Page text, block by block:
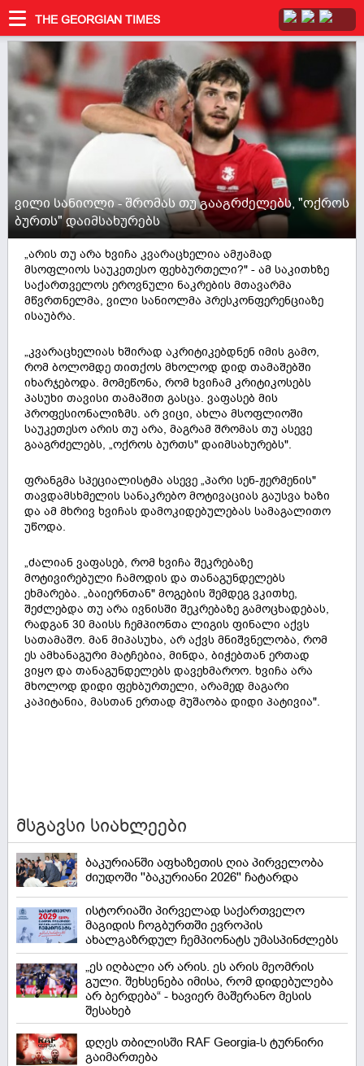
THE GEORGIAN TIMES
ვილი სანიოლი - შრომას თუ გააგრძელებს, "ოქროს
ბურთს" დაიმსახურებს
„არის თუ არა ხვიჩა კვარაცხელია ამჟამად
მსოფლიოს საუკეთესო ფეხბურთელი?" - ამ საკითხზე
საქართველოს ეროვნული ნაკრების მთავარმა
მწვრთნელმა, ვილი სანიოლმა პრესკონფერენციაზე
ისაუბრა.
„კვარაცხელიას ხშირად აკრიტიკებდნენ იმის გამო,
რომ ბოლომდე თითქოს მხოლოდ დიდ თამაშებში
იხარჯებოდა. მომეწონა, რომ ხვიჩამ კრიტიკოსებს
პასუხი თავისი თამაშით გასცა. ვაფასებ მის
პროფესიონალიზმს. არ ვიცი, ახლა მსოფლიოში
საუკეთესო არის თუ არა, მაგრამ შრომას თუ ასევე
გააგრძელებს, „ოქროს ბურთს" დაიმსახურებს".
ფრანგმა სპეციალისტმა ასევე „პარი სენ-ჟერმენის"
თავდამსხმელის სანაკრებო მოტივაციას გაუსვა ხაზი
და ამ მხრივ ხვიჩას დამოკიდებულებას სამაგალითო
უწოდა.
„ძალიან ვაფასებ, რომ ხვიჩა შეკრებაზე
მოტივირებული ჩამოდის და თანაგუნდელებს
ეხმარება. „ბაიერნთან" მოგების შემდეგ ვკითხე,
შეძლებდა თუ არა ივნისში შეკრებაზე გამოცხადებას,
რადგან 30 მაისს ჩემპიონთა ლიგის ფინალი აქვს
სათამაშო. მან მიპასუხა, არ აქვს მნიშვნელობა, რომ
ეს ამხანაგური მატჩებია, მინდა, ბიჭებთან ერთად
ვიყო და თანაგუნდელებს დავეხმაროო. ხვიჩა არა
მხოლოდ დიდი ფეხბურთელი, არამედ მაგარი
კაპიტანია, მასთან ერთად მუშაობა დიდი პატივია".
მსგავსი სიახლეები
ბაკურიანში აფხაზეთის ღია პირველობა
ძიუდოში ''ბაკურიანი 2026'' ჩატარდა
ისტორიაში პირველად საქართველო
მაგიდის ჩოგბურთში ევროპის
ახალგაზრდულ ჩემპიონატს უმასპინძლებს
„ეს იღბალი არ არის. ეს არის მეომრის
გული. შეხსენება იმისა, რომ დიდებულება
არ ბერდება“ - ხავიერ მაშერანო მესის
შესახებ
დღეს თბილისში RAF Georgia-ს ტურნირი
გაიმართება